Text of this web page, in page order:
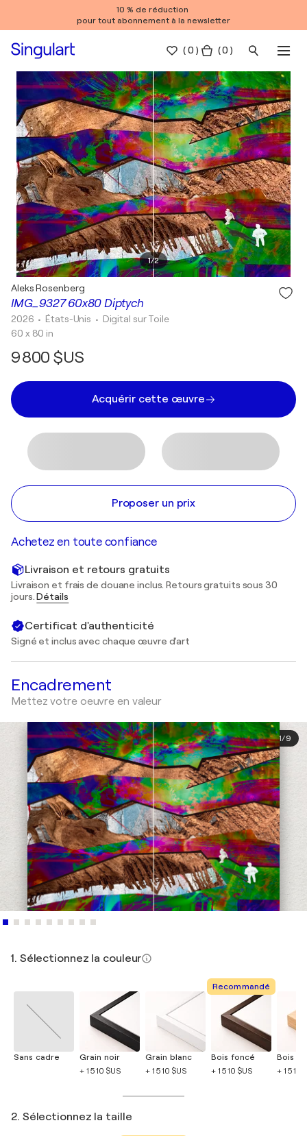
10 % de réduction
pour tout abonnement à la newsletter
(0 ) ( 0 )
1/2
IMG_9327 60x80 Diptych
Aleks Rosenberg
2026 • États-Unis • Digital sur Toile
60 x 80 in
9 800 $US
Acquérir cette œuvre
Proposer un prix
Achetez en toute confiance
Livraison et retours gratuits
Livraison et frais de douane inclus. Retours gratuits sous 30
jours.Détails
Certificat d'authenticité
Signé et inclus avec chaque œuvre d'art
Encadrement
Mettez votre oeuvre en valeur
1/9
1. Sélectionnez la couleur
Sans cadre
Grain noir
+ 1 510 $US
Grain blanc
+ 1 510 $US
Recommandé
Bois foncé
+ 1 510 $US
Bois
+ 1 510
2. Sélectionnez la taille